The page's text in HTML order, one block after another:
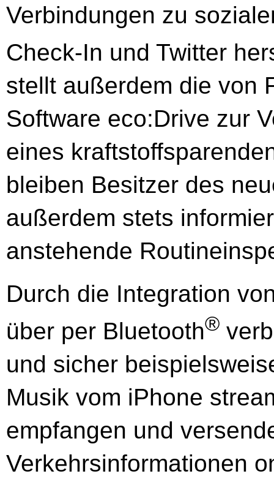
Verbindungen zu
Check-In und Twitter
stellt außerdem die von
Software eco:Drive zur
eines
blei­ben Besitzer des
außerdem stets
anstehende
Durch die Integration
über per Blue­tooth®
und sicher
Musik vom iPhone
empfangen und
Verkehrsinformationen